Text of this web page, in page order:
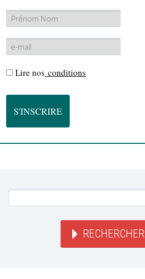
Lire nos conditions
RECHERCHER